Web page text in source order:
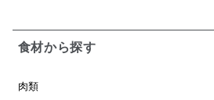
食材から探す
肉類